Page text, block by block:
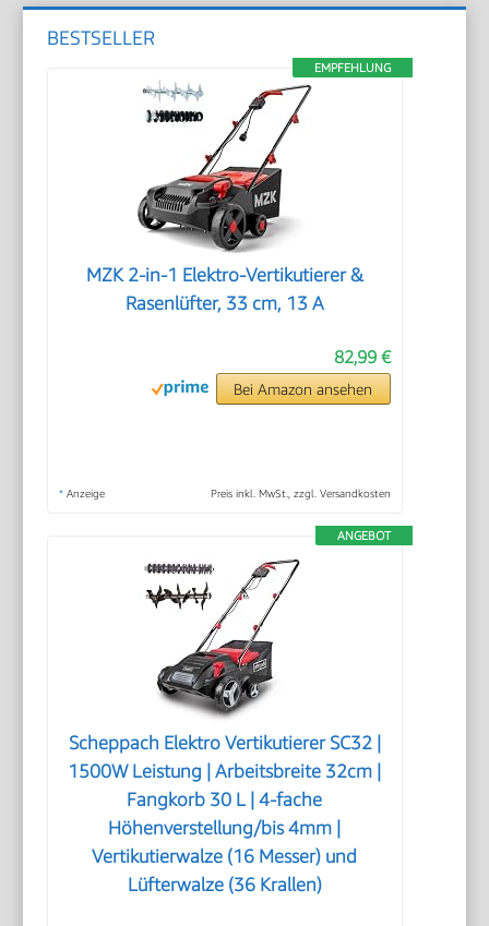
BESTSELLER
EMPFEHLUNG
MZK 2-in-1 Elektro-Vertikutierer &
Rasenlüfter, 33 cm, 13 A
82,99 €
Bei Amazon ansehen
* Anzeige Preis inkl. MwSt., zzgl. Versandkosten
ANGEBOT
Scheppach Elektro Vertikutierer SC32 |
1500W Leistung | Arbeitsbreite 32cm |
Fangkorb 30 L | 4-fache
Höhenverstellung/bis 4mm |
Vertikutierwalze (16 Messer) und
Lüfterwalze (36 Krallen)